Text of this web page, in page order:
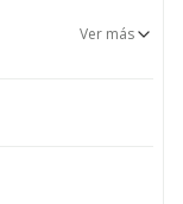
Ver más